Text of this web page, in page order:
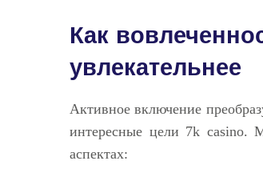
Как
увлекательнее
Активное включение
интересные цели 7k casino.
аспектах: